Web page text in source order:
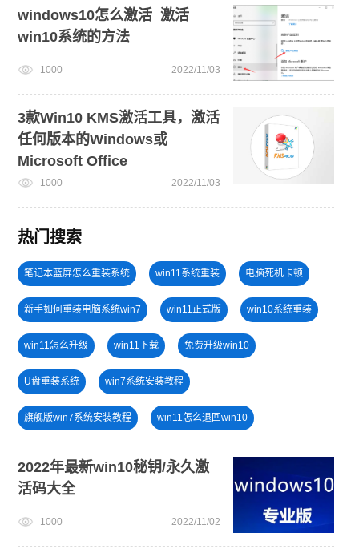
windows10怎么激活_激活
win10系统的方法
1000 2022/11/03
3款Win10 KMS激活工具，激活
任何版本的Windows或
Microsoft Office
1000 2022/11/03
热门搜索
笔记本蓝屏怎么重装系统 win11系统重装 电脑死机卡顿
新手如何重装电脑系统win7 win11正式版 win10系统重装
win11怎么升级 win11下载 免费升级win10
U盘重装系统 win7系统安装教程
旗舰版win7系统安装教程 win11怎么退回win10
戴尔一键重装系统教育版 小白一键重装系统绿色版
U盘装win7系统 win11最低硬件要求
2022年最新win10秘钥/永久激
活码大全
1000 2022/11/02